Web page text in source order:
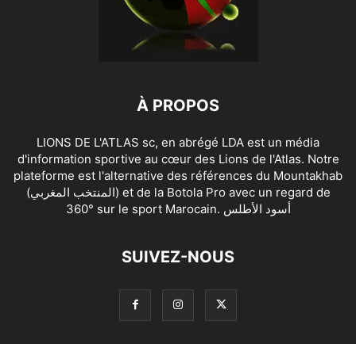
À PROPOS
LIONS DE L'ATLAS sc, en abrégé LDA est un média
d'information sportive au cœur des Lions de l'Atlas. Notre
plateforme est l'alternative des références du Mountakhab
(المنتخب المغربي) et de la Botola Pro avec un regard de
360° sur le sport Marocain. أسود الأطلس
SUIVEZ-NOUS